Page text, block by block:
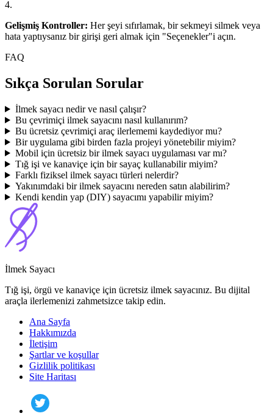
4.
Gelişmiş Kontroller: Her şeyi sıfırlamak, bir sekmeyi silmek veya
hata yaptıysanız bir girişi geri almak için "Seçenekler"i açın.
FAQ
Sıkça Sorulan Sorular
İlmek sayacı nedir ve nasıl çalışır?
Bu çevrimiçi ilmek sayacını nasıl kullanırım?
Bu ücretsiz çevrimiçi araç ilerlememi kaydediyor mu?
Bir uygulama gibi birden fazla projeyi yönetebilir miyim?
Mobil için ücretsiz bir ilmek sayacı uygulaması var mı?
Tığ işi ve kanaviçe için bir sayaç kullanabilir miyim?
Farklı fiziksel ilmek sayacı türleri nelerdir?
Yakınımdaki bir ilmek sayacını nereden satın alabilirim?
Kendi kendin yap (DIY) sayacımı yapabilir miyim?
İlmek Sayacı
Tığ işi, örgü ve kanaviçe için ücretsiz ilmek sayacınız. Bu dijital
araçla ilerlemenizi zahmetsizce takip edin.
Ana Sayfa
Hakkımızda
İletişim
Şartlar ve koşullar
Gizlilik politikası
Site Haritası